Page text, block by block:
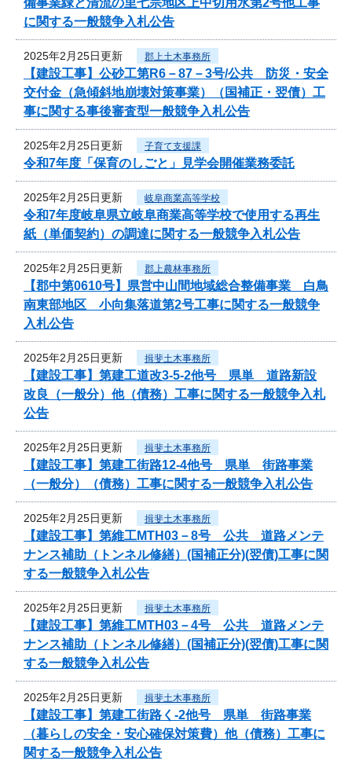
に関する一般競争入札公告
2025年2月25日更新 郡上土木事務所
【建設工事】公砂工第R6－87－3号/公共 防災・安全
交付金（急傾斜地崩壊対策事業）（国補正・翌債）工
事に関する事後審査型一般競争入札公告
2025年2月25日更新 子育て支援課
令和7年度「保育のしごと」見学会開催業務委託
2025年2月25日更新 岐阜商業高等学校
令和7年度岐阜県立岐阜商業高等学校で使用する再生
紙（単価契約）の調達に関する一般競争入札公告
2025年2月25日更新 郡上農林事務所
【郡中第0610号】県営中山間地域総合整備事業 白鳥
南東部地区 小向集落道第2号工事に関する一般競争
入札公告
2025年2月25日更新 揖斐土木事務所
【建設工事】第建工道改3-5-2他号 県単 道路新設
改良（一般分）他（債務）工事に関する一般競争入札
公告
2025年2月25日更新 揖斐土木事務所
【建設工事】第建工街路12-4他号 県単 街路事業
（一般分）（債務）工事に関する一般競争入札公告
2025年2月25日更新 揖斐土木事務所
【建設工事】第維工MTH03－8号 公共 道路メンテ
ナンス補助（トンネル修繕）(国補正分)(翌債)工事に関
する一般競争入札公告
2025年2月25日更新 揖斐土木事務所
【建設工事】第維工MTH03－4号 公共 道路メンテ
ナンス補助（トンネル修繕）(国補正分)(翌債)工事に関
する一般競争入札公告
2025年2月25日更新 揖斐土木事務所
【建設工事】第建工街路く-2他号 県単 街路事業
（暮らしの安全・安心確保対策費）他（債務）工事に
関する一般競争入札公告